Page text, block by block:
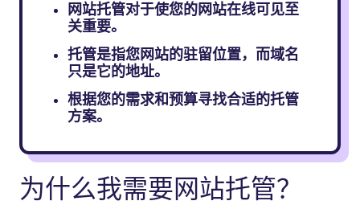
网站托管对于使您的网站在线可见至
关重要。
托管是指您网站的驻留位置，而域名
只是它的地址。
根据您的需求和预算寻找合适的托管
方案。
为什么我需要网站托管？